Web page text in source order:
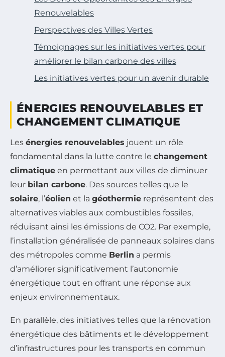
Renouvelables
Perspectives des Villes Vertes
Témoignages sur les initiatives vertes pour
améliorer le bilan carbone des villes
Les initiatives vertes pour un avenir durable
ÉNERGIES RENOUVELABLES ET
CHANGEMENT CLIMATIQUE
Les énergies renouvelables jouent un rôle
fondamental dans la lutte contre le changement
climatique en permettant aux villes de diminuer
leur bilan carbone. Des sources telles que le
solaire, l’éolien et la géothermie représentent des
alternatives viables aux combustibles fossiles,
réduisant ainsi les émissions de CO2. Par exemple,
l’installation généralisée de panneaux solaires dans
des métropoles comme Berlin a permis
d’améliorer significativement l’autonomie
énergétique tout en offrant une réponse aux
enjeux environnementaux.
En parallèle, des initiatives telles que la rénovation
énergétique des bâtiments et le développement
d’infrastructures pour les transports en commun